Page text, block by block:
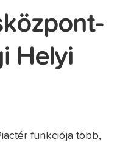
Helyi
funkciója több,